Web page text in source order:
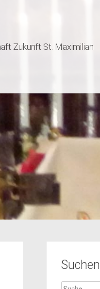
Zukunft St. Maximilian
Suchen
Suche